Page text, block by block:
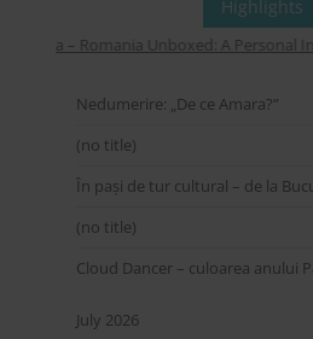
Highlights
– Romania Unboxed: A Personal
Nedumerire: „De ce Amara?”
(no title)
În pași de tur cultural – de la
(no title)
Cloud Dancer – culoarea anului
July 2026